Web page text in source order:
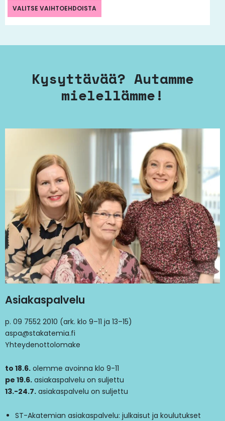
VALITSE VAIHTOEHDOISTA
Kysyttävää? Autamme
mielellämme!
Asiakaspalvelu
p. 09 7552 2010 (ark. klo 9–11 ja 13–15)
aspa@stakatemia.fi
Yhteydenottolomake
to 18.6. olemme avoinna klo 9-11
pe 19.6. asiakaspalvelu on suljettu
13.-24.7. asiakaspalvelu on suljettu
ST-Akatemian asiakaspalvelu: julkaisut ja koulutukset